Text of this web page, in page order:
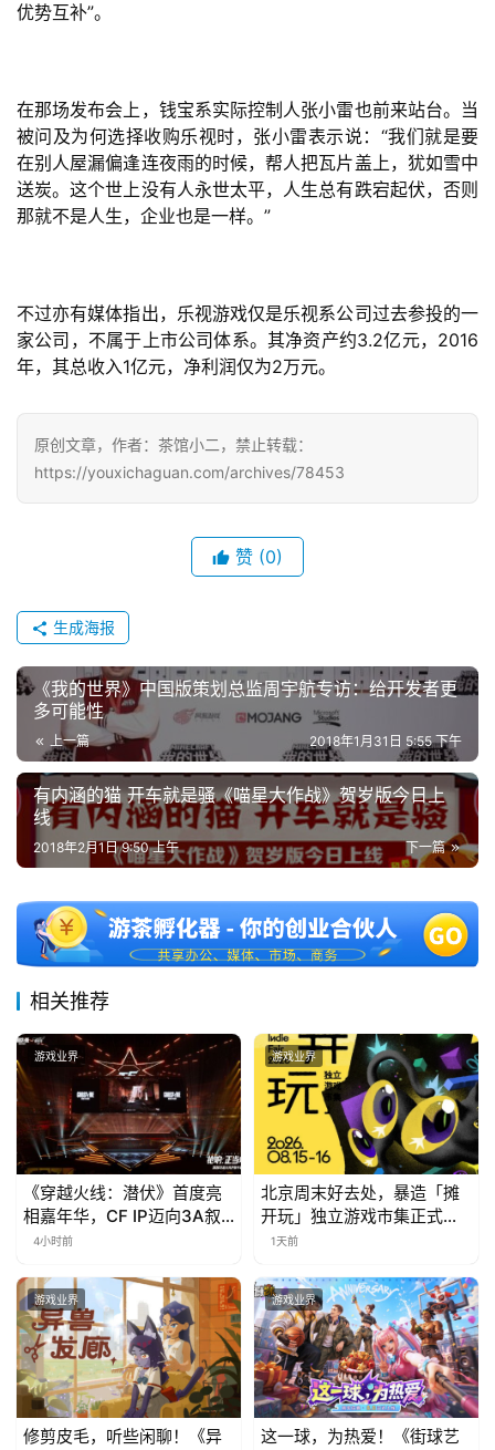
会
海
站
中
中
国
)
优势互补”。
在那场发布会上，钱宝系实际控制人张小雷也前来站台。当
被问及为何选择收购乐视时，张小雷表示说：“我们就是要
在别人屋漏偏逢连夜雨的时候，帮人把瓦片盖上，犹如雪中
送炭。这个世上没有人永世太平，人生总有跌宕起伏，否则
那就不是人生，企业也是一样。”
不过亦有媒体指出，乐视游戏仅是乐视系公司过去参投的一
家公司，不属于上市公司体系。其净资产约3.2亿元，2016
年，其总收入1亿元，净利润仅为2万元。
原创文章，作者：茶馆小二，禁止转载：
https://youxichaguan.com/archives/78453
赞 (0)
生成海报
《我的世界》中国版策划总监周宇航专访：给开发者更
多可能性
上一篇 2018年1月31日 5:55 下午
有内涵的猫 开车就是骚《喵星大作战》贺岁版今日上
线
下一篇
2018年2月1日 9:50 上午
相关推荐
游戏业界
《穿越火线：潜伏》首度亮
相嘉年华，CF IP迈向3A叙
事新高度
4小时前
游戏业界
北京周末好去处，暴造「摊
开玩」独立游戏市集正式开
票！
1天前
游戏业界
修剪皮毛，听些闲聊！《异
游戏业界
这一球，为热爱！《街球艺